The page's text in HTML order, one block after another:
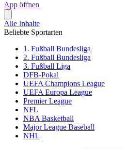
App öffnen
Alle Inhalte
Beliebte Sportarten
1. Fußball Bundesliga
2. Fußball Bundesliga
3. Fußball Liga
DFB-Pokal
UEFA Champions League
UEFA Europa League
Premier League
NFL
NBA Basketball
Major League Baseball
NHL